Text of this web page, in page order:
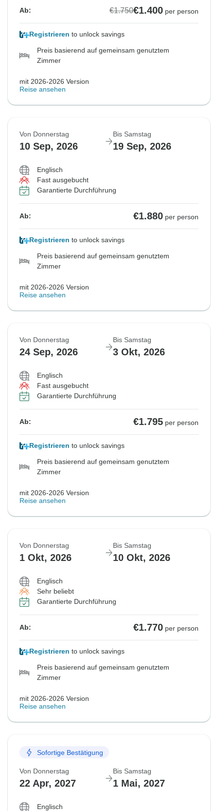
Ab: €1.750€1.400 per person
Registrieren to unlock savings
Preis basierend auf gemeinsam genutztem
Zimmer
mit 2026-2026 Version
Reise ansehen
Von Donnerstag
10 Sep, 2026
Bis Samstag
19 Sep, 2026
Englisch
Fast ausgebucht
Garantierte Durchführung
Ab: €1.880 per person
Registrieren to unlock savings
Preis basierend auf gemeinsam genutztem
Zimmer
mit 2026-2026 Version
Reise ansehen
Von Donnerstag
24 Sep, 2026
Bis Samstag
3 Okt, 2026
Englisch
Fast ausgebucht
Garantierte Durchführung
Ab: €1.795 per person
Registrieren to unlock savings
Preis basierend auf gemeinsam genutztem
Zimmer
mit 2026-2026 Version
Reise ansehen
Von Donnerstag
1 Okt, 2026
Bis Samstag
10 Okt, 2026
Englisch
Sehr beliebt
Garantierte Durchführung
Ab: €1.770 per person
Registrieren to unlock savings
Preis basierend auf gemeinsam genutztem
Zimmer
mit 2026-2026 Version
Reise ansehen
Sofortige Bestätigung
Von Donnerstag
22 Apr, 2027
Bis Samstag
1 Mai, 2027
Englisch